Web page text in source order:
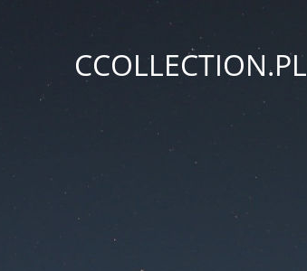
CCOLLECTION.PL